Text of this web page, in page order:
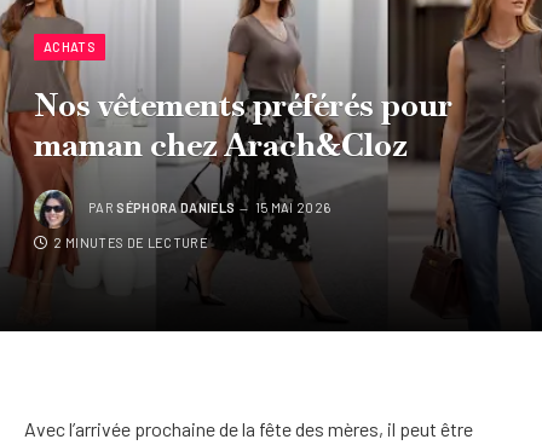
ACHATS
Nos vêtements préférés pour
maman chez Arach&Cloz
PAR SÉPHORA DANIELS 15 MAI 2026
2 MINUTES DE LECTURE
Avec l’arrivée prochaine de la fête des mères, il peut être